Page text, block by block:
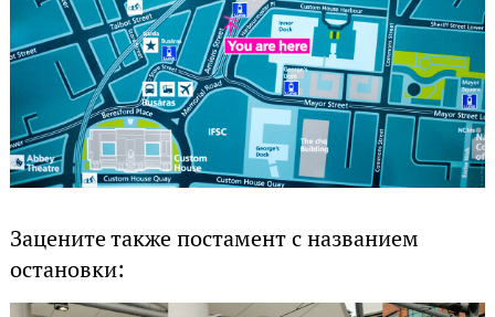
Зацените также постамент с названием
остановки: